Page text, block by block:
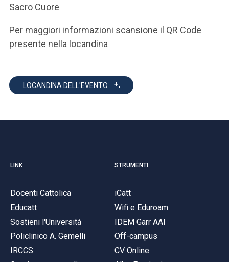
Sacro Cuore
Per maggiori informazioni scansione il QR Code
presente nella locandina
LOCANDINA DELL'EVENTO
LINK
Docenti Cattolica
Educatt
Sostieni l'Università
Policlinico A. Gemelli
IRCCS
STRUMENTI
iCatt
Wifi e Eduroam
IDEM Garr AAI
Off-campus
CV Online